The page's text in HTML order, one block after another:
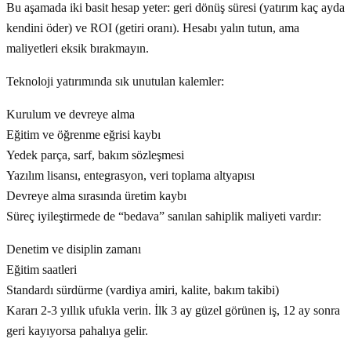
Bu aşamada iki basit hesap yeter: geri dönüş süresi (yatırım kaç ayda
kendini öder) ve ROI (getiri oranı). Hesabı yalın tutun, ama
maliyetleri eksik bırakmayın.
Teknoloji yatırımında sık unutulan kalemler:
Kurulum ve devreye alma
Eğitim ve öğrenme eğrisi kaybı
Yedek parça, sarf, bakım sözleşmesi
Yazılım lisansı, entegrasyon, veri toplama altyapısı
Devreye alma sırasında üretim kaybı
Süreç iyileştirmede de “bedava” sanılan sahiplik maliyeti vardır:
Denetim ve disiplin zamanı
Eğitim saatleri
Standardı sürdürme (vardiya amiri, kalite, bakım takibi)
Kararı 2-3 yıllık ufukla verin. İlk 3 ay güzel görünen iş, 12 ay sonra
geri kayıyorsa pahalıya gelir.